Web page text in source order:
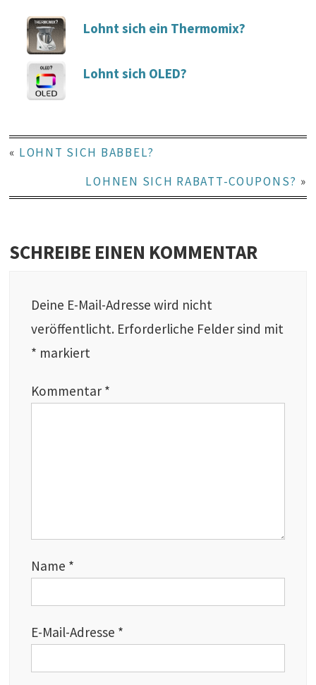
Lohnt sich ein Thermomix?
Lohnt sich OLED?
« LOHNT SICH BABBEL?
LOHNEN SICH RABATT-COUPONS? »
SCHREIBE EINEN KOMMENTAR
Deine E-Mail-Adresse wird nicht
veröffentlicht. Erforderliche Felder sind mit
* markiert
Kommentar *
Name *
E-Mail-Adresse *